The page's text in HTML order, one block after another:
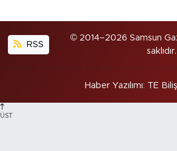
RSS
© 2014–2026 Samsun
saklıdır.
Haber Yazılımı: TE
ÜST